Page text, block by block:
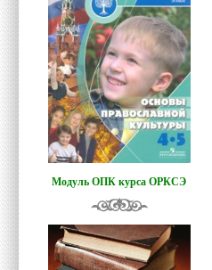
Модуль ОПК курса ОРКСЭ